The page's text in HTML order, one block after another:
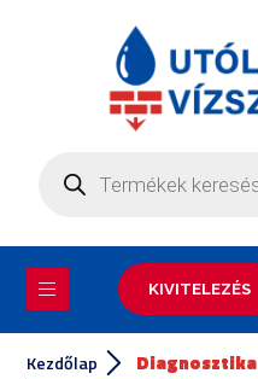
KIVITELEZÉS
Kezdőlap Diagnosztika